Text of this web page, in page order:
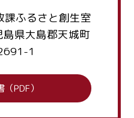
ふるさと創生室
県大島郡天城町
1
PDF）